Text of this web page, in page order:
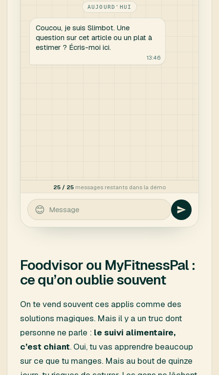
Foodvisor ou MyFitnessPal :
ce qu’on oublie souvent
On te vend souvent ces applis comme des
solutions magiques. Mais il y a un truc dont
personne ne parle : le suivi alimentaire,
c’est chiant. Oui, tu vas apprendre beaucoup
sur ce que tu manges. Mais au bout de quinze